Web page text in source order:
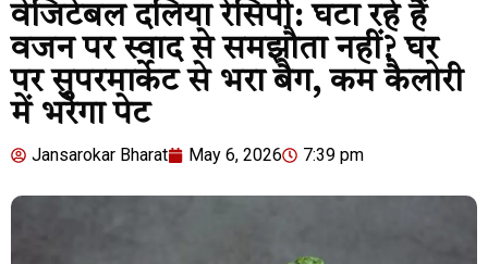
वेजिटेबल दलिया रेसिपी: घटा रहे हैं
वजन पर स्वाद से समझौता नहीं? घर
पर सुपरमार्केट से भरा बैग, कम कैलोरी
में भरेगा पेट
Jansarokar Bharat May 6, 2026 7:39 pm